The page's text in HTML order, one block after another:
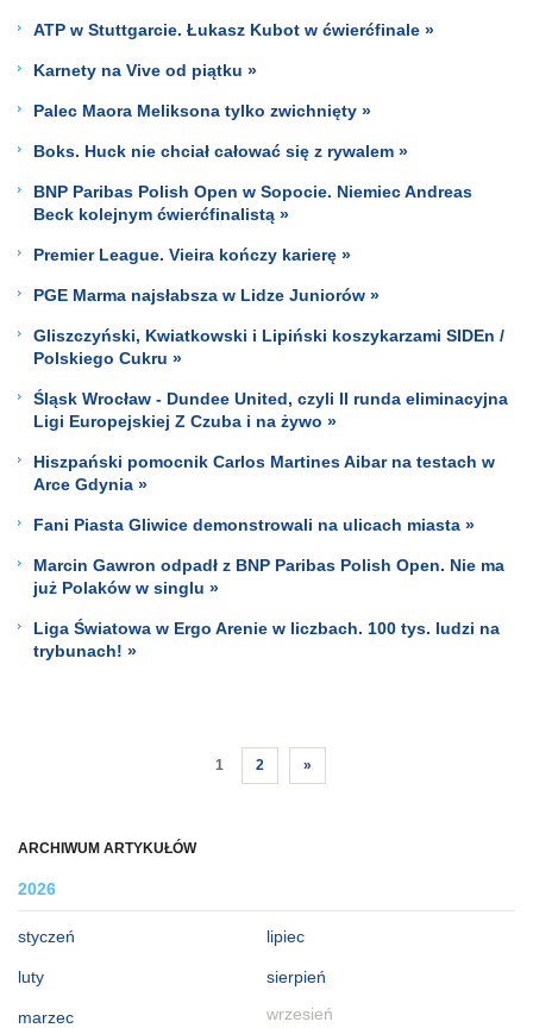
ARCHIWUM ARTYKUŁÓW
2026
styczeń
luty
marzec
lipiec
sierpień
wrzesień
ATP w Stuttgarcie. Łukasz Kubot w ćwierćfinale »
Karnety na Vive od piątku »
Palec Maora Meliksona tylko zwichnięty »
Boks. Huck nie chciał całować się z rywalem »
BNP Paribas Polish Open w Sopocie. Niemiec Andreas
Beck kolejnym ćwierćfinalistą »
Premier League. Vieira kończy karierę »
PGE Marma najsłabsza w Lidze Juniorów »
Gliszczyński, Kwiatkowski i Lipiński koszykarzami SIDEn /
Polskiego Cukru »
Śląsk Wrocław - Dundee United, czyli II runda eliminacyjna
Ligi Europejskiej Z Czuba i na żywo »
Hiszpański pomocnik Carlos Martines Aibar na testach w
Arce Gdynia »
Fani Piasta Gliwice demonstrowali na ulicach miasta »
Marcin Gawron odpadł z BNP Paribas Polish Open. Nie ma
już Polaków w singlu »
Liga Światowa w Ergo Arenie w liczbach. 100 tys. ludzi na
trybunach! »
1 2 »